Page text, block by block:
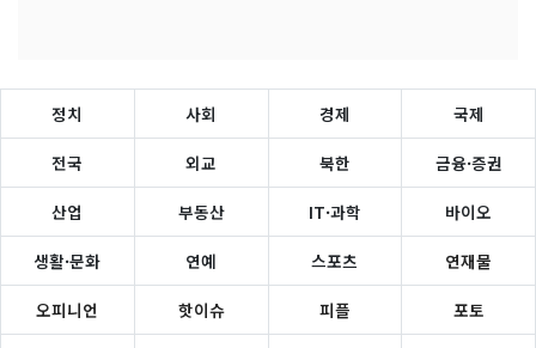
정치 사회 경제 국제
전국 외교 북한 금융·증권
산업 부동산 IT·과학 바이오
생활·문화 연예 스포츠 연재물
오피니언 핫이슈 피플 포토